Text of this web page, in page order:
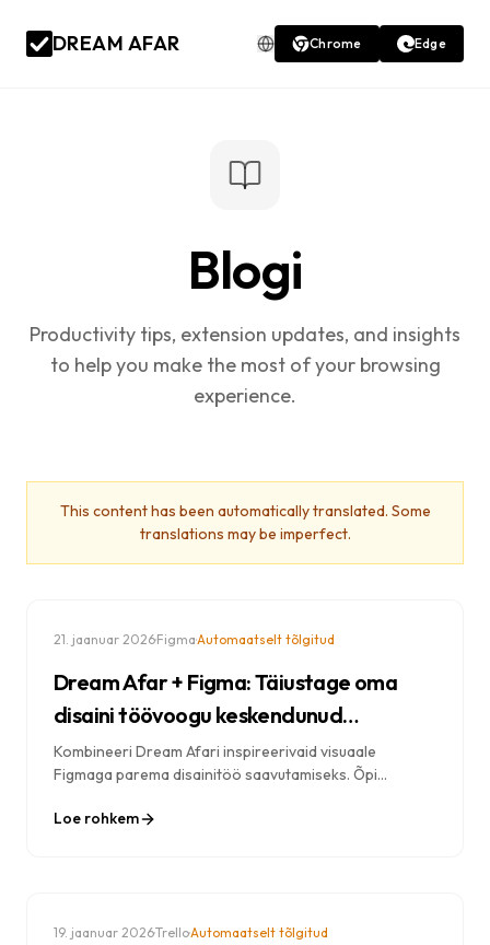
DREAM AFAR Chrome Edge
Blogi
Productivity tips, extension updates, and insights
to help you make the most of your browsing
experience.
This content has been automatically translated. Some
translations may be imperfect.
21. jaanuar 2026·Figma·Automaatselt tõlgitud
Dream Afar + Figma: Täiustage oma
disaini töövoogu keskendunud
loovusega
Kombineeri Dream Afari inspireerivaid visuaale
Figmaga parema disainitöö saavutamiseks. Õpi
disainiinspiratsiooni saamiseks ja produktiivseteks
Loe rohkem
19. jaanuar 2026·Trello·Automaatselt tõlgitud